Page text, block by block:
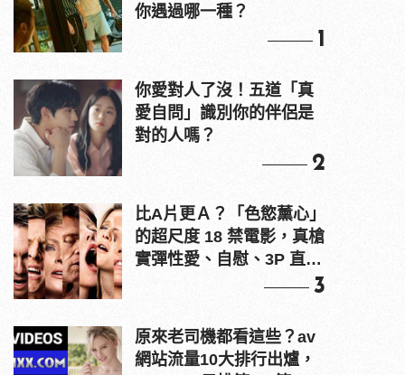
你遇過哪一種？
1
你愛對人了沒！五道「真
愛自問」識別你的伴侶是
對的人嗎？
2
比A片更Ａ？「色慾薰心」
的超尺度 18 禁電影，真槍
實彈性愛、自慰、3P 直接
3
原來老司機都看這些？av
網站流量10大排行出爐，